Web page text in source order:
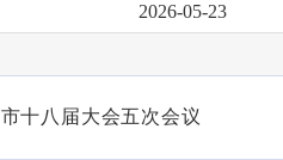
2026-05-23
市十八届大会五次会议